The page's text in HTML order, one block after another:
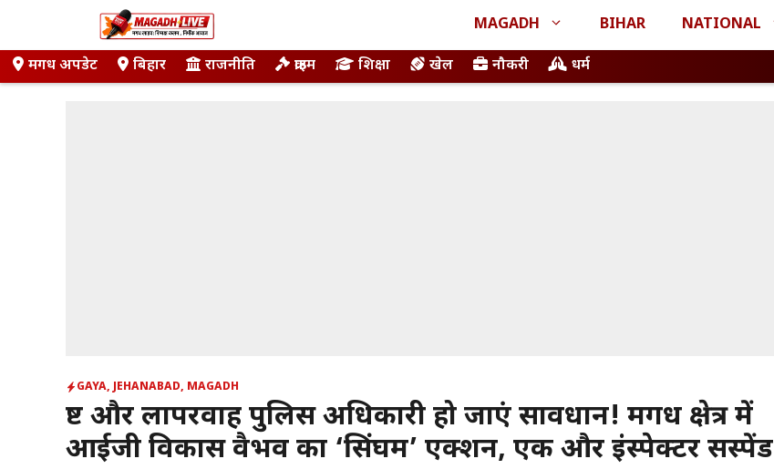
content
MAGADH BIHAR NATIONAL
मगध अपडेट बिहार राजनीति क्राइम शिक्षा खेल नौकरी धर्म
GAYA, JEHANABAD, MAGADH
भ्रष्ट और लापरवाह पुलिस अधिकारी हो जाएं सावधान! मगध क्षेत्र में
आईजी विकास वैभव का ‘सिंघम’ एक्शन, एक और इंस्पेक्टर सस्पेंड